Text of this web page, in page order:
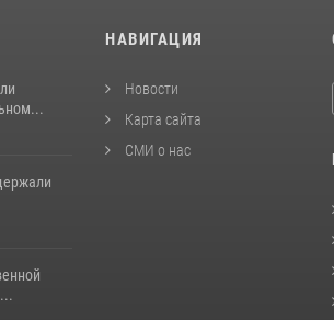
НАВИГАЦИЯ
Новости
Карта сайта
СМИ о нас